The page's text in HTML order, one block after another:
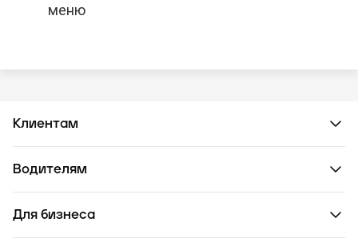
меню
меню
меню
Клиентам
Водителям
Для бизнеса